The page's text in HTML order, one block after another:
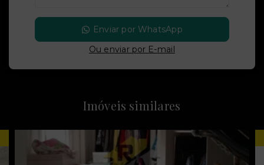
Enviar por WhatsApp
Ou enviar por E-mail
Imóveis similares